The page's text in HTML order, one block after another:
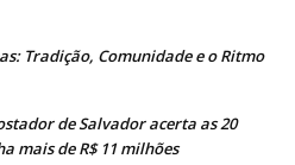
Tradição, Comunidade e o Ritmo
de Salvador acerta as 20
mais de R$ 11 milhões